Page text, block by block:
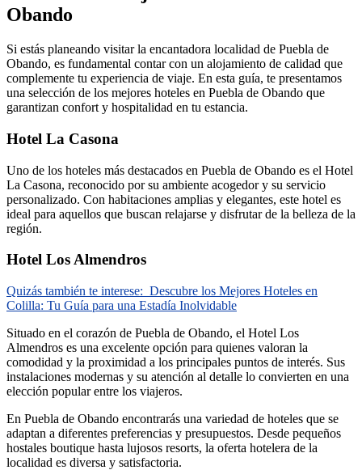
Obando
Si estás planeando visitar la encantadora localidad de Puebla de
Obando, es fundamental contar con un alojamiento de calidad que
complemente tu experiencia de viaje. En esta guía, te presentamos
una selección de los mejores hoteles en Puebla de Obando que
garantizan confort y hospitalidad en tu estancia.
Hotel La Casona
Uno de los hoteles más destacados en Puebla de Obando es el Hotel
La Casona, reconocido por su ambiente acogedor y su servicio
personalizado. Con habitaciones amplias y elegantes, este hotel es
ideal para aquellos que buscan relajarse y disfrutar de la belleza de la
región.
Hotel Los Almendros
Quizás también te interese: Descubre los Mejores Hoteles en
Colilla: Tu Guía para una Estadía Inolvidable
Situado en el corazón de Puebla de Obando, el Hotel Los
Almendros es una excelente opción para quienes valoran la
comodidad y la proximidad a los principales puntos de interés. Sus
instalaciones modernas y su atención al detalle lo convierten en una
elección popular entre los viajeros.
En Puebla de Obando encontrarás una variedad de hoteles que se
adaptan a diferentes preferencias y presupuestos. Desde pequeños
hostales boutique hasta lujosos resorts, la oferta hotelera de la
localidad es diversa y satisfactoria.